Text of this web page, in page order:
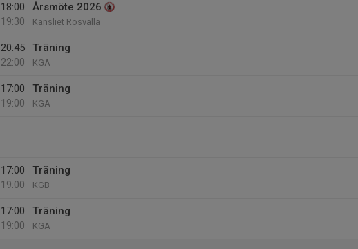
18:00
19:30
Årsmöte 2026
Kansliet Rosvalla
20:45
22:00
Träning
KGA
17:00
19:00
Träning
KGA
17:00
19:00
Träning
KGB
17:00
19:00
Träning
KGA